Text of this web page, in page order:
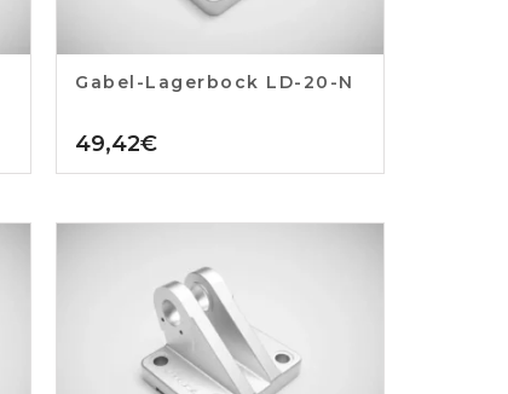
Gabel-Lagerbock LD-20-N
49,42€